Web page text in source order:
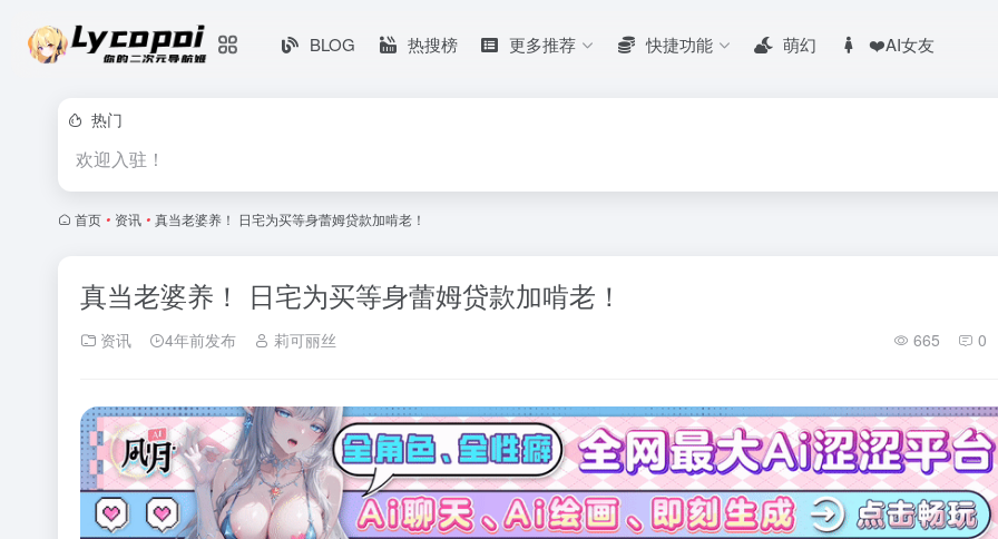
BLOG 热搜榜 更多推荐 快捷功能 萌幻 ❤️AI女友
热门
欢迎入驻！
首页 • 资讯 • 真当老婆养！ 日宅为买等身蕾姆贷款加啃老！
真当老婆养！ 日宅为买等身蕾姆贷款加啃老！
资讯 4年前发布 莉可丽丝 665 0